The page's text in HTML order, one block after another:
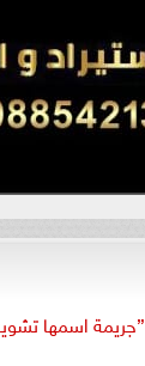
”جريمة اسمها